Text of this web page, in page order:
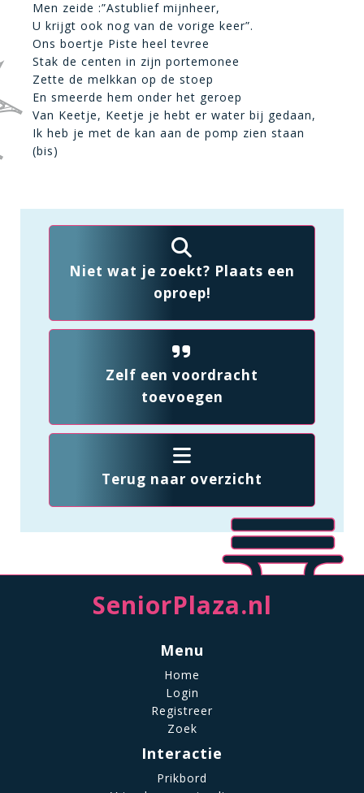
Men zeide :”Astublief mijnheer,
U krijgt ook nog van de vorige keer”.
Ons boertje Piste heel tevree
Stak de centen in zijn portemonee
Zette de melkkan op de stoep
En smeerde hem onder het geroep
Van Keetje, Keetje je hebt er water bij gedaan,
Ik heb je met de kan aan de pomp zien staan
(bis)
Niet wat je zoekt? Plaats een
oproep!
Zelf een voordracht
toevoegen
Terug naar overzicht
SeniorPlaza.nl
Menu
Home
Login
Registreer
Zoek
Interactie
Prikbord